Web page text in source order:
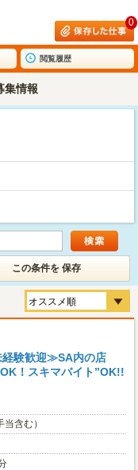
0
閲覧履歴
集情報
この条件を 保存
経験歓迎≫SA内の店
！スキマバイト”OK!!
含む）